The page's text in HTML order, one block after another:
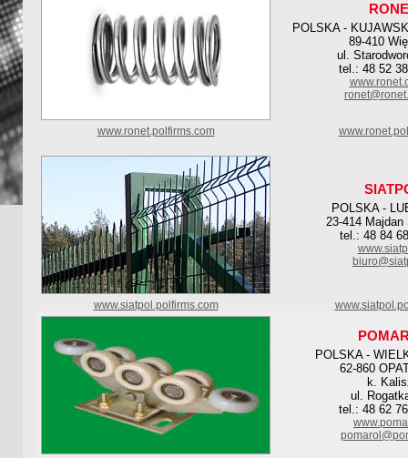
POLSKA -
89-410
ul.
tel.: 48 52
www.ronet.polfirms.com
POLSKA -
23-414 Majdan
tel.: 48 84
www.siatpol.polfirms.com
POLSKA -
62-860
k.
ul.
tel.: 48 62